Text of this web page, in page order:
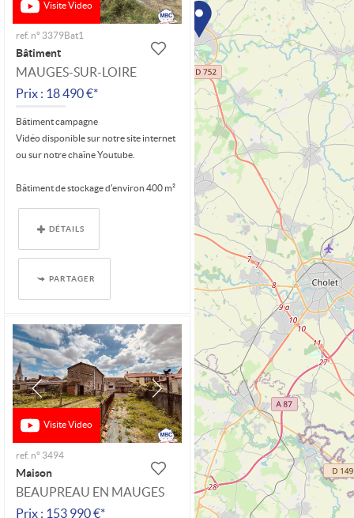
Visite Video
ref. n° 3379Bat1
Bâtiment
MAUGES-SUR-LOIRE
Prix : 18 490 €*
Bâtiment campagne
Vidéo disponible sur notre site internet
ou sur notre chaîne Youtube.
Bâtiment de stockage d'environ 400 m²
DÉTAILS
PARTAGER
Visite Video
ref. n° 3494
Maison
BEAUPREAU EN MAUGES
Prix : 153 990 €*